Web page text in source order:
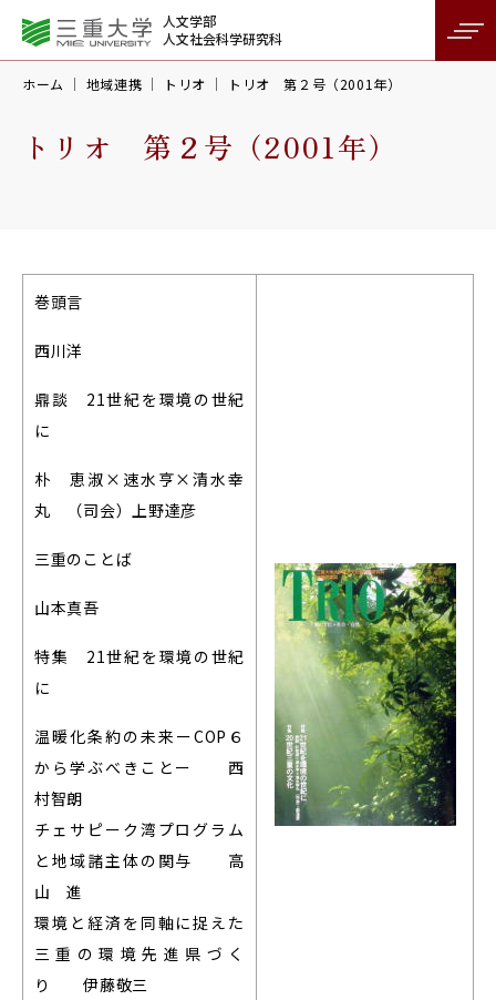
人文学部
人文社会科学研究科
ホーム 地域連携 トリオ トリオ 第２号（2001年）
トリオ 第２号（2001年）
巻頭言
西川洋
鼎談 21世紀を環境の世紀
に
朴 恵淑×速水亨×清水幸
丸 （司会）上野達彦
三重のことば
山本真吾
特集 21世紀を環境の世紀
に
温暖化条約の未来ーCOP６
から学ぶべきことー 西
村智朗
チェサピーク湾プログラム
と地域諸主体の関与 高
山 進
環境と経済を同軸に捉えた
三重の環境先進県づく
り 伊藤敬三